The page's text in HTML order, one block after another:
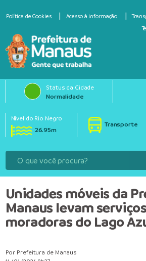
Política de Cookies Acesso à informação
Status da Cidade
Normalidade
Nível do Rio Negro
26.95m
Transporte
Unidades móveis da
Manaus levam
moradoras do Lago
Por Prefeitura de Manaus